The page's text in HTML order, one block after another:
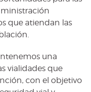
que atiendan las
una
vialidades que
con el objetivo